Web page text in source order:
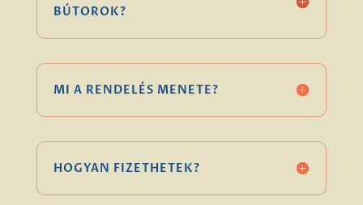
BÚTOROK?
MI A RENDELÉS MENETE?
HOGYAN FIZETHETEK?